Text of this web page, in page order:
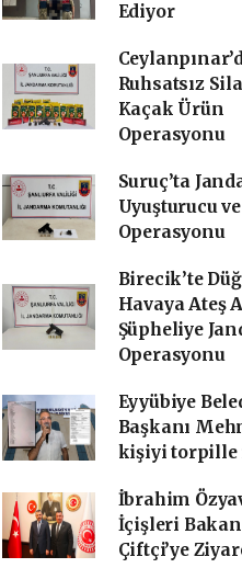
Ediyor
Ruhsatsız
Kaçak Ürün
Operasyonu
Suruç’ta
Uyuşturucu
Operasyonu
Birecik’te
Havaya Ateş
Şüpheliye
Operasyonu
Eyyübiye
Başkanı
kişiyi torpille
İbrahim
İçişleri
Çiftçi’ye